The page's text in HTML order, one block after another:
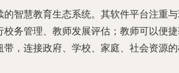
智慧教育生态系统。其软件平台注重
务管理、教师发展评估；教师可以便
，连接政府、学校、家庭、社会资源